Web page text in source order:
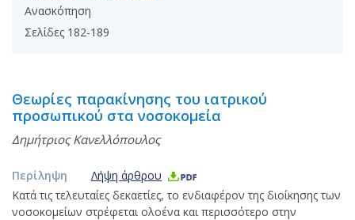
Ανασκόπηση
Σελίδες 182-189
Θεωρίες παρακίνησης του ιατρικού
προσωπικού στα νοσοκομεία
Δημήτριος Κανελλόπουλος
Περίληψη
Λήψη άρθρου
Κατά τις τελευταίες δεκαετίες, το ενδιαφέρον της διοίκησης των
νοσοκομείων στρέφεται ολοένα και περισσότερο στην